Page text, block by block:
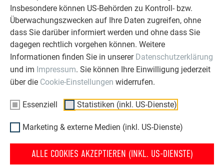
Insbesondere können US-Behörden zu Kontroll- bzw.
Überwachungszwecken auf Ihre Daten zugreifen, ohne
dass Sie darüber informiert werden und ohne dass Sie
dagegen rechtlich vorgehen können. Weitere
Informationen finden Sie in unserer Datenschutzerklärung
und im Impressum. Sie können Ihre Einwilligung jederzeit
über die Cookie-Einstellungen widerrufen.
Essenziell Statistiken (inkl. US-Dienste)
Marketing & externe Medien (inkl. US-Dienste)
ALLE COOKIES AKZEPTIEREN (INKL. US-DIENSTE)
Verlegeschemen mit dem Schneestopper für die
Dachschindel
SCHNEESTOPPER FÜR DACHSCHINDEL DS.19
Schneestopper werden jeweils in die linke der beiden
hochgeschoben und mit mind. 2 Rillennägeln befestigt.
der Hafte bei der DS.19 nicht beeinflusst.
Bei Dachschindeln DS.19 werden 2, 4 oder 8 Stk.
Schneestopper pro m² eingebaut (siehe Tabelle –